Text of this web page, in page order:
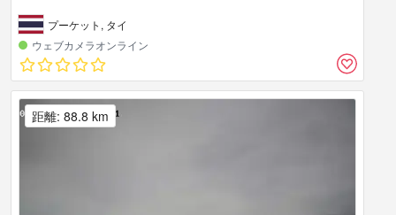
プーケット, タイ
ウェブカメラオンライン
距離: 88.8 km